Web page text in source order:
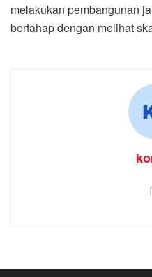
melakukan pembangunan
bertahap dengan melihat